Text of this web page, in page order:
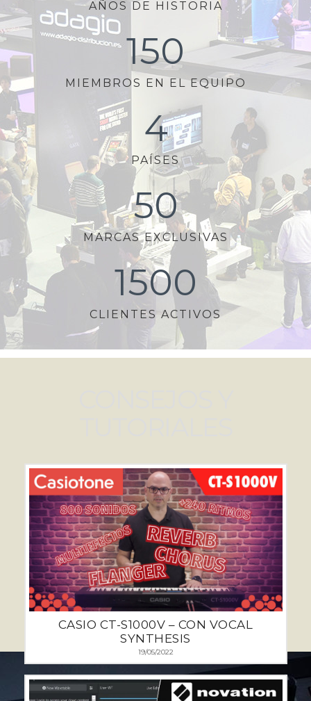
AÑOS DE HISTORIA
150
MIEMBROS EN EL EQUIPO
4
PAÍSES
50
MARCAS EXCLUSIVAS
1500
CLIENTES ACTIVOS
CASIO CT-S1000V – CON VOCAL
SYNTHESIS
19/05/2022